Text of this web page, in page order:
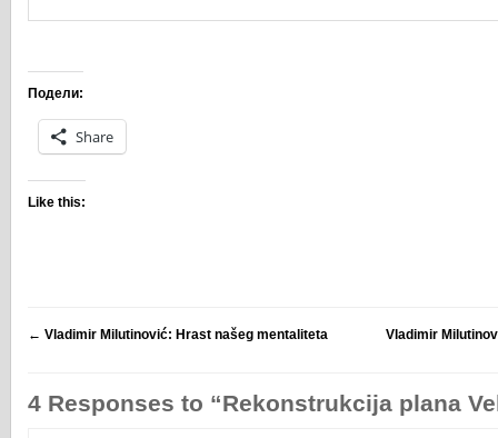
Подели:
Share
Like this:
← Vladimir Milutinović: Hrast našeg mentaliteta Vladimir
4 Responses to “Rekonstrukcija plana